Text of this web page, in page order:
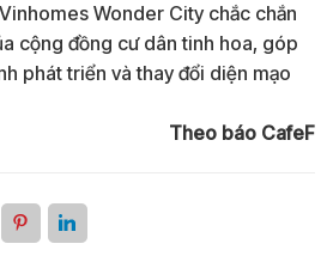
Wonder City chắc chắn
cộng đồng cư dân tinh hoa, góp
phát triển và thay đổi diện mạo
Theo báo CafeF